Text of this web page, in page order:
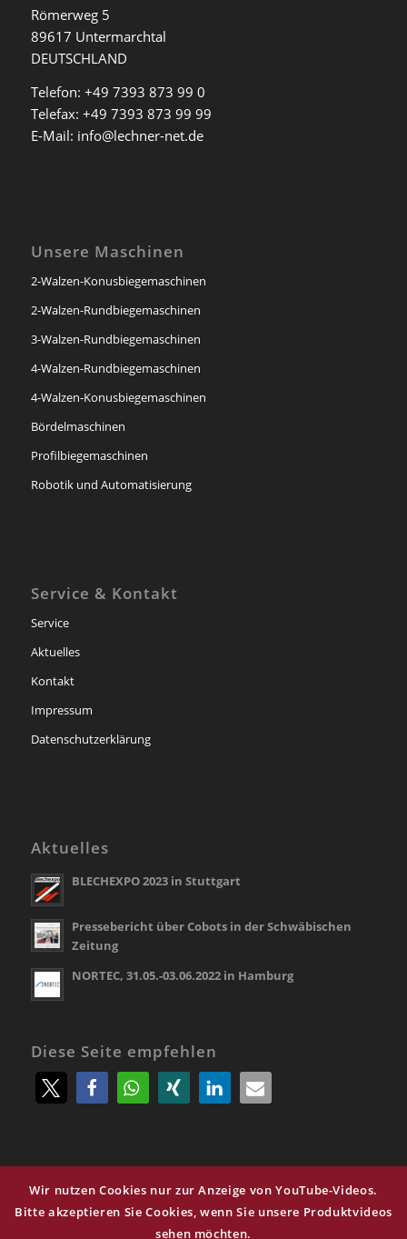
Römerweg 5
89617 Untermarchtal
DEUTSCHLAND
Telefon: +49 7393 873 99 0
Telefax: +49 7393 873 99 99
E-Mail: info@lechner-net.de
Unsere Maschinen
2-Walzen-Konusbiegemaschinen
2-Walzen-Rundbiegemaschinen
3-Walzen-Rundbiegemaschinen
4-Walzen-Rundbiegemaschinen
4-Walzen-Konusbiegemaschinen
Bördelmaschinen
Profilbiegemaschinen
Robotik und Automatisierung
Service & Kontakt
Service
Aktuelles
Kontakt
Impressum
Datenschutzerklärung
Aktuelles
BLECHEXPO 2023 in Stuttgart
Pressebericht über Cobots in der Schwäbischen
Zeitung
NORTEC, 31.05.-03.06.2022 in Hamburg
Diese Seite empfehlen
© Copyright - LECHNER Maschinenbau e.K.
Wir nutzen Cookies nur zur Anzeige von YouTube-Videos.
Bitte akzeptieren Sie Cookies, wenn Sie unsere Produktvideos
sehen möchten.